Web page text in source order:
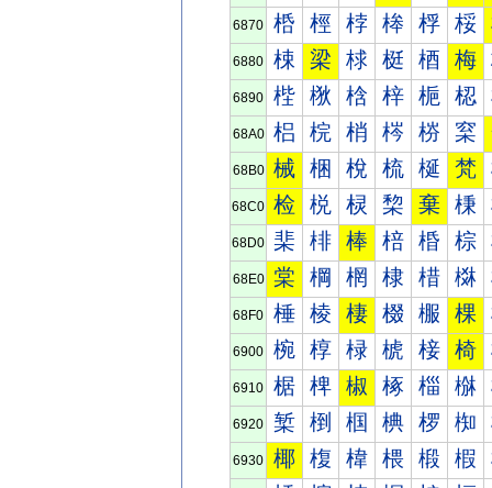
6870 桰 桱 桲 桳 桴 桵
6880 梀 梁 梂 梃 梄 梅
6890 梐 梑 梒 梓 梔 梕
68A0 梠 梡 梢 梣 梤 梥
68B0 械 梱 梲 梳 梴 梵
68C0 检 棁 棂 棃 棄 棅
68D0 棐 棑 棒 棓 棔 棕
68E0 棠 棡 棢 棣 棤 棥
68F0 棰 棱 棲 棳 棴 棵
6900 椀 椁 椂 椃 椄 椅
6910 椐 椑 椒 椓 椔 椕
6920 椠 椡 椢 椣 椤 椥
6930 椰 椱 椲 椳 椴 椵